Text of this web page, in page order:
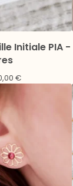
Initiale PIA -
€